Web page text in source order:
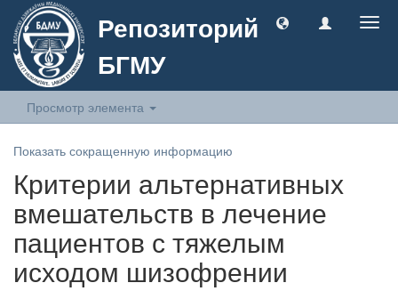
Репозиторий
БГМУ
Просмотр элемента
Показать сокращенную информацию
Критерии альтернативных
вмешательств в лечение
пациентов с тяжелым
исходом шизофрении